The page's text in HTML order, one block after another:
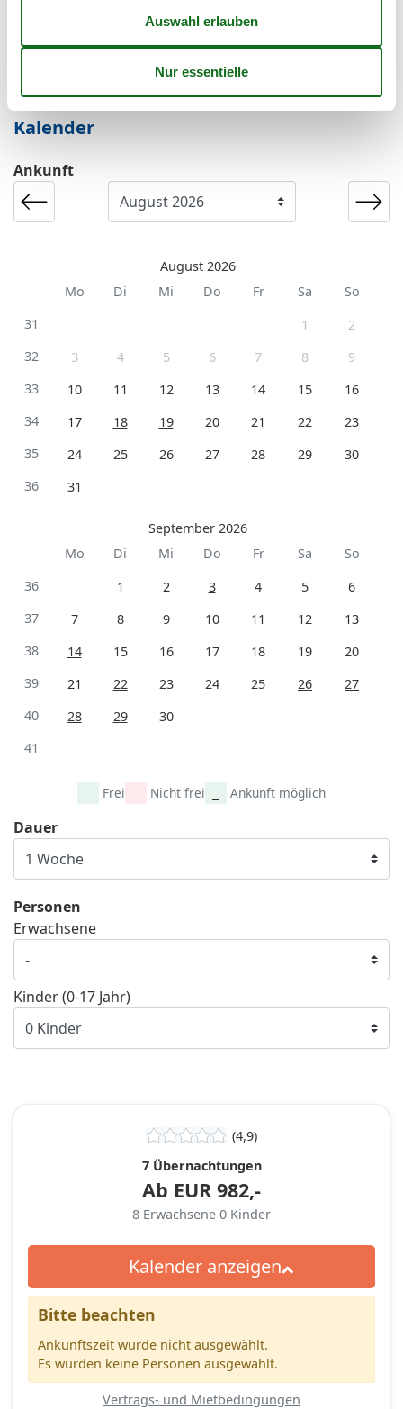
Es besteht eine begrenzte Möglichkeit das ganze Jahr
einen Kurzurlaub zu machen, typischerweise
außerhalb der Hochsaison.
Kalender
Ankunft
August 2026
Mo
Di Mi Do Fr Sa
So
31
1
2
32
3 4 5 6 7 8
9
33
10 11 12 13 14 15
16
34
17 18 19 20 21 22
23
35
24 25 26 27 28 29
30
36
31
September 2026
Mo
Di Mi Do Fr Sa
So
36
1 2 3 4 5
6
37
7 8 9 10 11 12
13
38
14 15 16 17 18 19
20
39
21 22 23 24 25 26
27
40
28 29
30
41
Frei Nicht frei Ankunft möglich
Dauer
Personen
Erwachsene
Kinder (0-17 Jahr)
(4,9)
7 Übernachtungen
Ab EUR 982,-
8 Erwachsene 0 Kinder
Kalender anzeigen
Bitte beachten
Ankunftszeit wurde nicht ausgewählt.
Es wurden keine Personen ausgewählt.
Vertrags- und Mietbedingungen